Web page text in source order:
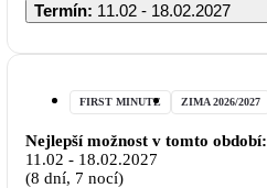
Termín: 11.02 - 18.02.2027
FIRST MINUTE ZIMA 2026/2027
Nejlepší možnost v tomto období:
11.02 - 18.02.2027
(8 dní, 7 nocí)